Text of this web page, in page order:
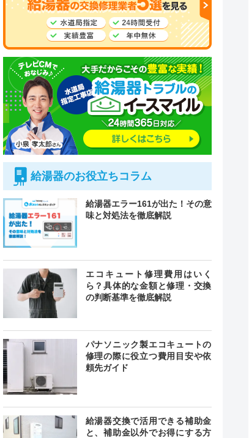
緊急駆けつけ
最短20分
―
給湯器のお役立ちコラム
給湯器エラー161が出た！その意
味と対処法を徹底解説
エコキュート修理費用はいく
ら？具体的な金額と修理・交換
の判断基準を徹底解説
パナソニック製エコキュートの
修理の際に役立つ費用目安や依
頼先ガイド
給湯器交換で活用できる補助金
と、補助金以外でお得にする方